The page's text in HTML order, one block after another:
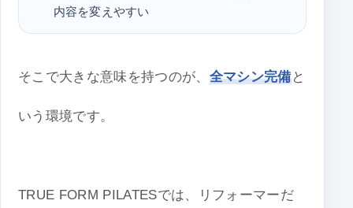
内容を変えやすい
そこで大きな意味を持つのが、 全マシン完備と
いう環境です。
TRUE FORM PILATESでは、リフォーマーだ